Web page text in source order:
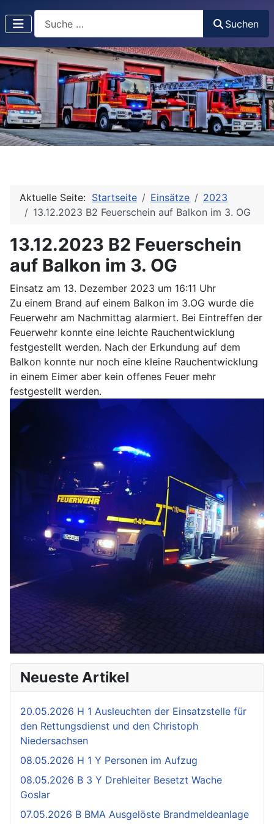
Suchen
Aktuelle Seite: Startseite Einsätze
2023
13.12.2023 B2 Feuerschein auf Balkon im 3. OG
13.12.2023 B2 Feuerschein
auf Balkon im 3. OG
Einsatz am 13. Dezember 2023 um 16:11 Uhr
Zu einem Brand auf einem Balkon im 3.OG wurde die
Feuerwehr am Nachmittag alarmiert. Bei Eintreffen der
Feuerwehr konnte eine leichte Rauchentwicklung
festgestellt werden. Nach der Erkundung auf dem
Balkon konnte nur noch eine kleine Rauchentwicklung
in einem Eimer aber kein offenes Feuer mehr
festgestellt werden.
Neueste Artikel
20.05.2026 H 1 Ausleuchten der Einsatzstelle für
den Rettungsdienst und den Christoph
Niedersachsen
08.05.2026 H 1 Y Personen im Aufzug
08.05.2026 B 3 Y Drehleiter Besetzt Wache
Goslar
07.05.2026 B BMA Ausgelöste Brandmeldeanlage